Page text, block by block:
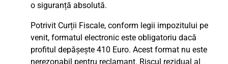
o siguranță absolută.
Potrivit Curții Fiscale, conform legii impozitului pe
venit, formatul electronic este obligatoriu dacă
profitul depășește 410 Euro. Acest format nu este
nerezonabil pentru reclamant. Riscul rezidual al